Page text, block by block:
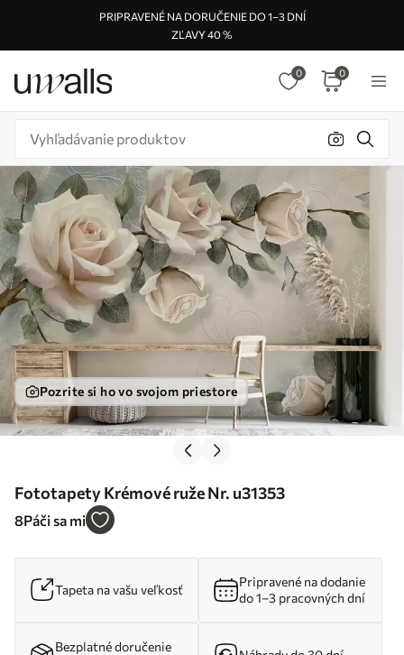
PRIPRAVENÉ NA DORUČENIE DO 1–3 DNÍ
ZĽAVY 40 %
0 0
Pozrite si ho vo svojom priestore
Fototapety Krémové ruže Nr. u31353
8Páči sa mi
Tapeta na vašu veľkosť
Pripravené na dodanie
do 1–3 pracovných dní
Bezplatné doručenie